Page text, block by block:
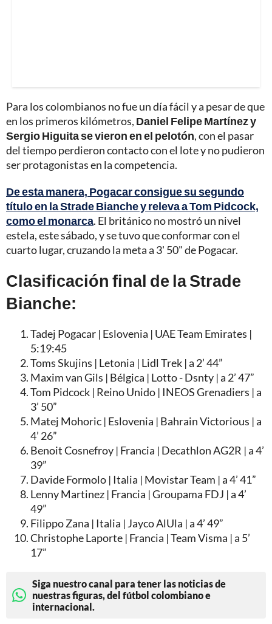
Para los colombianos no fue un día fácil y a pesar de que
en los primeros kilómetros, Daniel Felipe Martínez y
Sergio Higuita se vieron en el pelotón, con el pasar
del tiempo perdieron contacto con el lote y no pudieron
ser protagonistas en la competencia.
De esta manera, Pogacar consigue su segundo
título en la Strade Bianche y releva a Tom Pidcock,
como el monarca. El británico no mostró un nivel
estela, este sábado, y se tuvo que conformar con el
cuarto lugar, cruzando la meta a 3' 50" de Pogacar.
Clasificación final de la Strade
Bianche:
Tadej Pogacar | Eslovenia | UAE Team Emirates |
5:19:45
Toms Skujins | Letonia | Lidl Trek | a 2’ 44”
Maxim van Gils | Bélgica | Lotto - Dsnty | a 2’ 47”
Tom Pidcock | Reino Unido | INEOS Grenadiers | a
3’ 50”
Matej Mohoric | Eslovenia | Bahrain Victorious | a
4’ 26”
Benoit Cosnefroy | Francia | Decathlon AG2R | a 4’
39”
Davide Formolo | Italia | Movistar Team | a 4’ 41”
Lenny Martinez | Francia | Groupama FDJ | a 4’
49”
Filippo Zana | Italia | Jayco AlUla | a 4’ 49”
Christophe Laporte | Francia | Team Visma | a 5’
17”
Siga nuestro canal para tener las noticias de
nuestras figuras, del fútbol colombiano e
internacional.